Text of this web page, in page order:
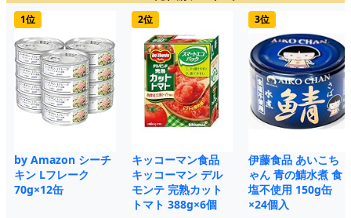
1位
by Amazon シーチ
キン Lフレーク
70g×12缶
2位
キッコーマン食品
キッコーマン デル
モンテ 完熟カット
トマト 388g×6個
3位
伊藤食品 あいこち
ゃん 青の鯖水煮 食
塩不使用 150g缶
×24個入